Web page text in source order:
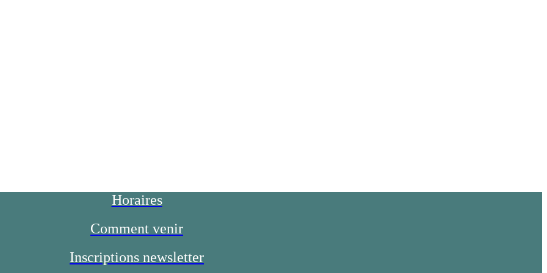
Horaires
Comment venir
Inscriptions newsletter